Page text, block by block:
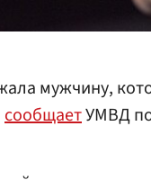
мужчину,
сообщаетУМВД